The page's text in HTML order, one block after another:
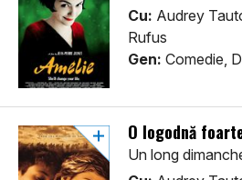
Cu: Audrey
Rufus
Gen: Comedie,
O logodnă
Un long